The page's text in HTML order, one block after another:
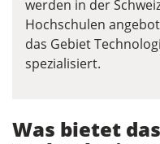
werden in der
Hochschulen
das Gebiet
spezialisiert.
Was bietet